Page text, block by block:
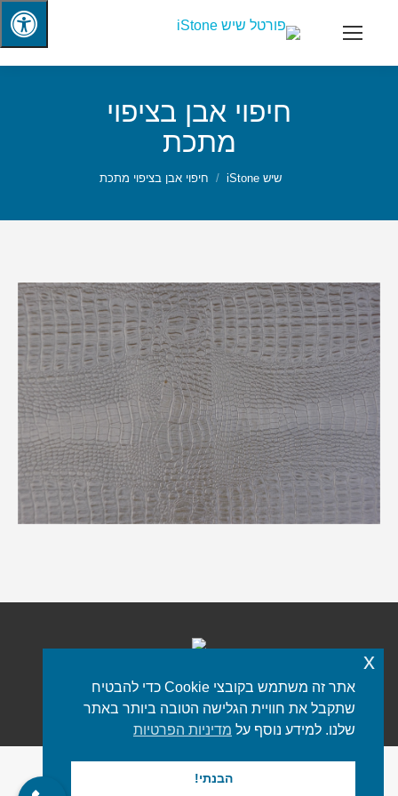
חיפוי אבן בציפוי
מתכת
שיש iStone חיפוי אבן בציפוי מתכת
כל הזכויות שמורות © 2021 iStone
פורטל שיש
תפריט תחתון
אתר זה משתמש בקובצי Cookie כדי להבטיח
שתקבל את חוויית הגלישה הטובה ביותר באתר
שלנו. למידע נוסף על מדיניות הפרטיות
הבנתי!
x